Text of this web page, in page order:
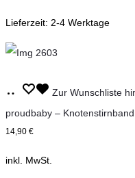
Optionen
können
der
Produktseite
gewählt
Lieferzeit: 2-4 Werktage
Ausführung
wählen
Dieses
Varianten
Zur Wunschliste
proudbaby –
14,90 €
inkl. MwSt.